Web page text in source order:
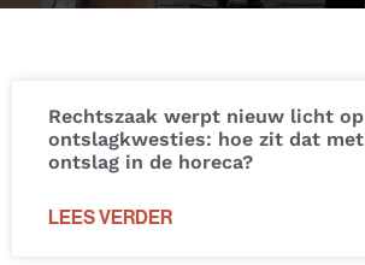
Rechtszaak werpt nieuw licht op
ontslagkwesties: hoe zit dat met
ontslag in de horeca?
LEES VERDER